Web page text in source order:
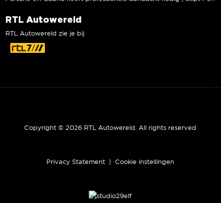
RTL Autowereld
RTL Autowereld zie je bij
Copyright © 2026 RTL Autowereld. All rights reserved
Privacy Statement Cookie instellingen